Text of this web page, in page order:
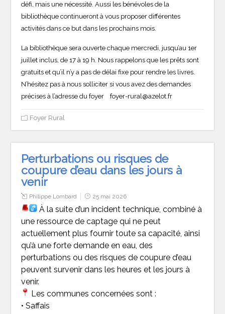
défi, mais une nécessité. Aussi les bénévoles de la
bibliothèque continueront à vous proposer différentes
activités dans ce but dans les prochains mois.
La bibliothèque sera ouverte chaque mercredi, jusqu’au 1er
juillet inclus, de 17 à 19 h. Nous rappelons que les prêts sont
gratuits et qu’il n’y a pas de délai fixe pour rendre les livres.
N’hésitez pas à nous solliciter si vous avez des demandes
précises à l’adresse du foyer foyer-rural@azelot.fr
Foyer Rural
Perturbations ou risques de
coupure d’eau dans les jours à
venir
Philippe Lombard 25 mai 2026
À la suite d’un incident technique, combiné à
une ressource de captage qui ne peut
actuellement plus fournir toute sa capacité, ainsi
qu’à une forte demande en eau, des
perturbations ou des risques de coupure d’eau
peuvent survenir dans les heures et les jours à
venir.
Les communes concernées sont :
• Saffais